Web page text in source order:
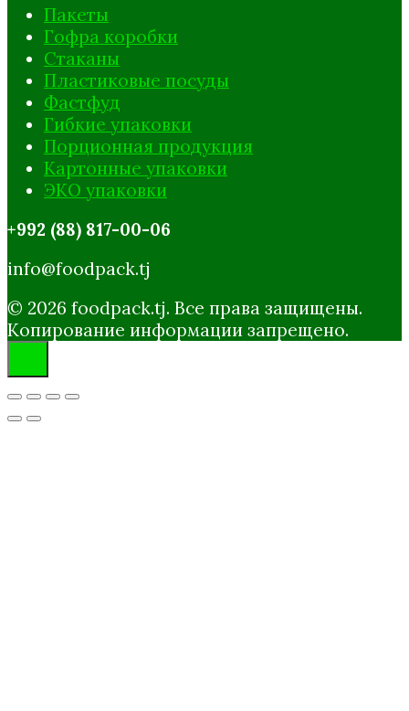
Пакеты
Гофра коробки
Стаканы
Пластиковые посуды
Фастфуд
Гибкие упаковки
Порционная продукция
Картонные упаковки
ЭКО упаковки
+992 (88) 817-00-06
info@foodpack.tj
© 2026 foodpack.tj. Все права защищены.
Копирование информации запрещено.